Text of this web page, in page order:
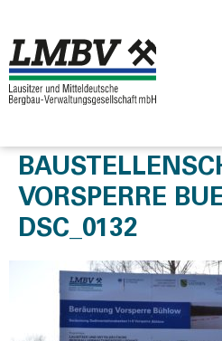
VORSPERRE
DSC_0132